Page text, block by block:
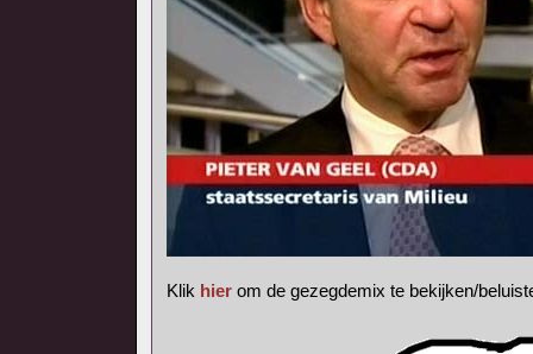
Klik hier om de gezegdemix te bekijken/